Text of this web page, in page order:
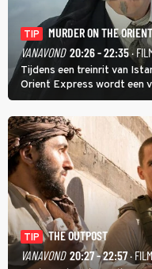
TIP
MURDER ON THE
VANAVOND 20:26 - 22:35·
Tijdens een treinrit van
Orient Express wordt een
detective Hercule Poirot
treinreizigers de dader is.
TIP
THE OUTPOST
VANAVOND 20:27 - 22:57· FILM